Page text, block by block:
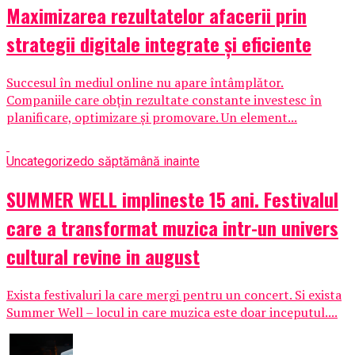
Maximizarea rezultatelor afacerii prin
strategii digitale integrate și eficiente
Succesul în mediul online nu apare întâmplător.
Companiile care obțin rezultate constante investesc în
planificare, optimizare și promovare. Un element...
Uncategorizedo săptămână inainte
SUMMER WELL implineste 15 ani. Festivalul
care a transformat muzica intr-un univers
cultural revine in august
Exista festivaluri la care mergi pentru un concert. Si exista
Summer Well – locul in care muzica este doar inceputul....